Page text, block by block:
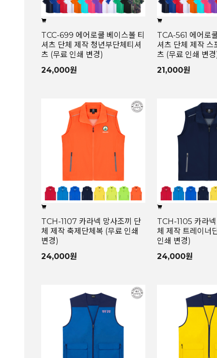
TCC-699 에어로쿨 베이스볼 티
셔츠 단체 제작 청년부단체티셔
츠 (무료 인쇄 변경)
24,000원
TCA-561 에어로
셔츠 단체 제작 스
츠 (무료 인쇄 변
21,000원
TCH-1107 카라넥 망사조끼 단
체 제작 축제단체복 (무료 인쇄
변경)
24,000원
TCH-1105 카라
체 제작 트레이너
인쇄 변경)
24,000원